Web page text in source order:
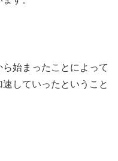
始まったことによって
していったということ